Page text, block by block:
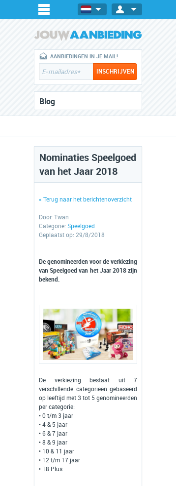
AANBIEDINGEN IN JE MAIL!
Blog
Nominaties Speelgoed
van het Jaar 2018
« Terug naar het berichtenoverzicht
Door: Twan
Categorie: Speelgoed
Geplaatst op: 29/8/2018
De genomineerden voor de verkiezing
van Speelgoed van het Jaar 2018 zijn
bekend.
De verkiezing bestaat uit 7
verschillende categorieën gebaseerd
op leeftijd met 3 tot 5 genomineerden
per categorie:
• 0 t/m 3 jaar
• 4 & 5 jaar
• 6 & 7 jaar
• 8 & 9 jaar
• 10 & 11 jaar
• 12 t/m 17 jaar
• 18 Plus